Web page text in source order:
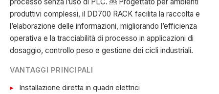
produttivi complessi, il DD700 RACK facilita la raccolta e
l’elaborazione delle informazioni, migliorando l’efficienza
operativa e la tracciabilità di processo in applicazioni di
dosaggio, controllo peso e gestione dei cicli industriali.
VANTAGGI PRINCIPALI
Installazione diretta in quadri elettrici